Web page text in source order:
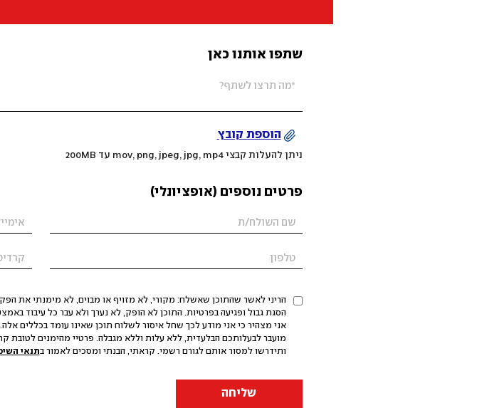
שתפו אותנו כאן
הוספת קובץ
ניתן להעלות קבצי mov, png, jpeg, jpg, mp4 עד 200MB
פרטים נוספים (אופציונלי)
הריני לאשר שהתוכן שאשלח: מקורי, לא מזויף או מבוים, לא מימנתי את
אני מצהיר כי אני מודע לכך שחל איסור לשלוח תוכן שאינו עומד בכללים
מועבר לבעלותכם הבלעדית, ללא עלות וללא מגבלה. פרטיי מהימנים לטובת
ותידרשו למסור אותם לגורם רשמי. קראתי, הבנתי ומסכים לאמור בתנאי
שליחה